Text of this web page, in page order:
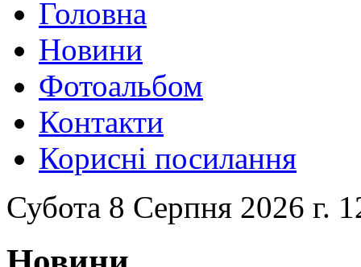
Головна
Новини
Фотоальбом
Контакти
Корисні посилання
Субота 8 Серпня 2026 г.